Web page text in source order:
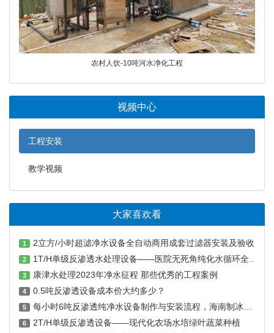
农村人饮-10吨河水净化工程
视频中心
工程安装
教学视频
大家喜欢看
1 2立方/小时超滤净水设备全自动商用成套过滤器安装及验收
2 1T/H单级反渗透水处理设备——医院无死角纯化水循环全..
3 康津水处理2023年净水征程 那些优秀的工程案例
4 0.5吨反渗透设备成本价大约多少？
5 每小时6吨反渗透纯净水设备制作与安装流程，海南制冰厂用水设备
6 2T/H单级反渗透设备——现代化农场水培绿叶蔬菜种植